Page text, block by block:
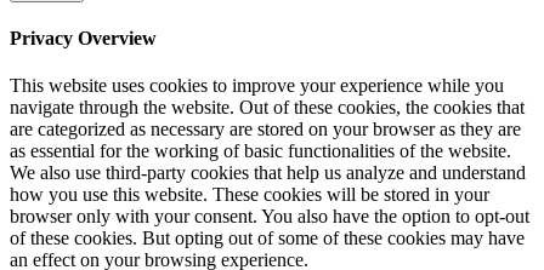
Privacy Overview
This website uses cookies to improve your experience while you
navigate through the website. Out of these cookies, the cookies that
are categorized as necessary are stored on your browser as they are
as essential for the working of basic functionalities of the website.
We also use third-party cookies that help us analyze and understand
how you use this website. These cookies will be stored in your
browser only with your consent. You also have the option to opt-out
of these cookies. But opting out of some of these cookies may have
an effect on your browsing experience.